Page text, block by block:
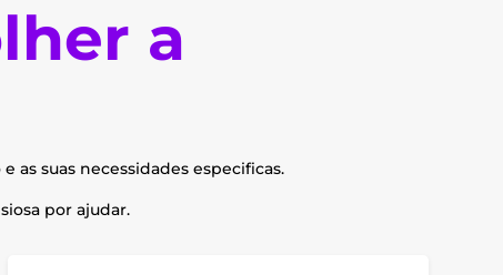
a
as suas necessidades especificas.
por ajudar.